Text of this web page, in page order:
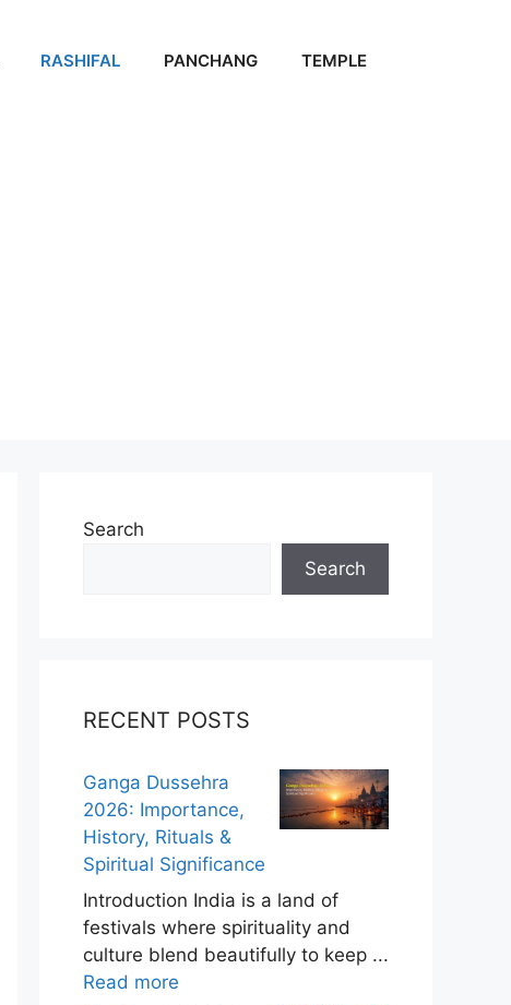
RASHIFAL PANCHANG TEMPLE
Search
Search
RECENT POSTS
Ganga Dussehra
2026: Importance,
History, Rituals &
Spiritual Significance
Introduction India is a land of
festivals where spirituality and
culture blend beautifully to keep ...
Read more